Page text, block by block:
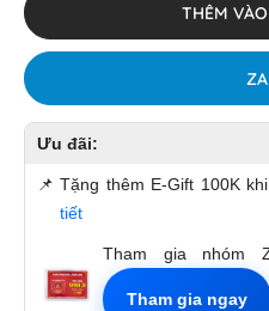
THÊM
Ưu đãi:
📌 Tặng thêm E-Gift 100K
tiết
Tham gia nhóm
Tham gia ngay